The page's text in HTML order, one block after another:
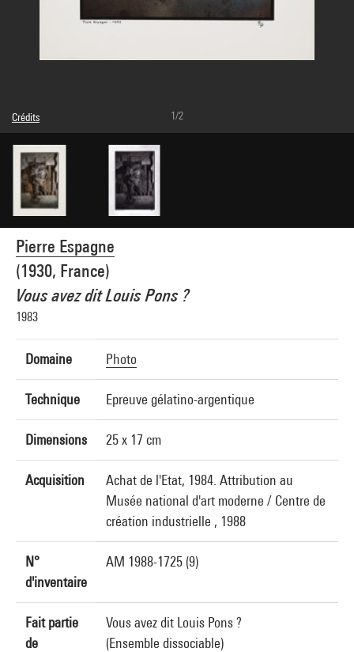
Pierre Espagne
(1930, France)
Vous avez dit Louis Pons ?
1983
Domaine Photo
Technique Epreuve gélatino-argentique
Dimensions 25 x 17 cm
Acquisition
Achat de l'Etat, 1984. Attribution au
Musée national d'art moderne / Centre de
création industrielle , 1988
N°
d'inventaire
AM 1988-1725 (9)
Fait partie
de
Vous avez dit Louis Pons ?
(Ensemble dissociable)
Crédits
© droits réservés
Crédit photographique : Centre Pompidou, MNAM-CCI/Janeth Rodriguez-Garcia/Dist.
GrandPalaisRmn
Réf. image : 4Y08499
Diffusion image :
GrandPalaisRmnPhoto
1/2